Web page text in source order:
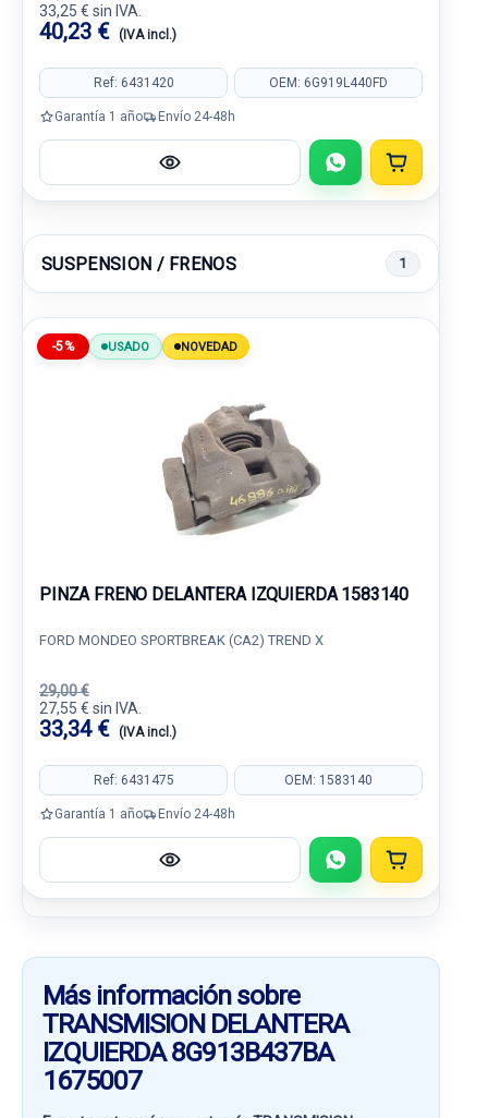
33,25 € sin IVA.
40,23 € (IVA incl.)
Ref: 6431420 OEM: 6G919L440FD
Garantía 1 año Envío 24-48h
SUSPENSION / FRENOS 1
-5% USADO NOVEDAD
PINZA FRENO DELANTERA IZQUIERDA 1583140
FORD MONDEO SPORTBREAK (CA2) TREND X
29,00 €
27,55 € sin IVA.
33,34 € (IVA incl.)
Ref: 6431475 OEM: 1583140
Garantía 1 año Envío 24-48h
Más información sobre
TRANSMISION DELANTERA
IZQUIERDA 8G913B437BA
1675007